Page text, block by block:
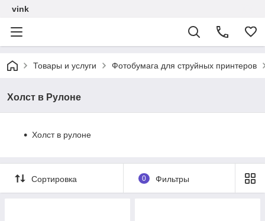
vink
Товары и услуги Фотобумага для струйных принтеров
Холст в Рулоне
Холст в рулоне
Сортировка 0 Фильтры